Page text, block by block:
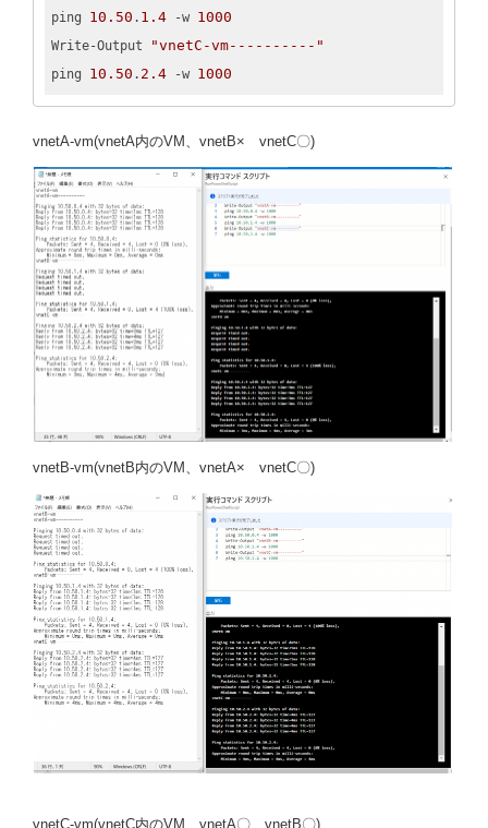
ping 10.50 . 1.4 -w 1000
Write-Output "vnetC-vm----------"
ping 10.50 . 2.4 -w 1000
vnetA-vm(vnetA内のVM、vnetB× vnetC〇)
vnetB-vm(vnetB内のVM、vnetA× vnetC〇)
vnetC-vm(vnetC内のVM、vnetA〇 vnetB〇)